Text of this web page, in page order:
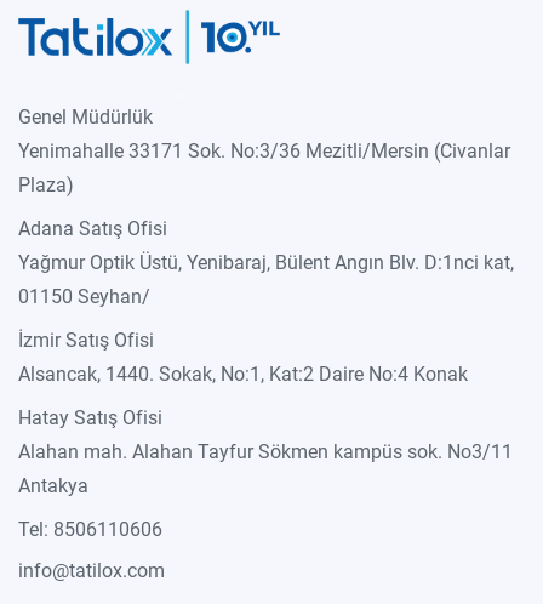
Genel Müdürlük
Yenimahalle 33171 Sok. No:3/36 Mezitli/Mersin (Civanlar
Plaza)
Adana Satış Ofisi
Yağmur Optik Üstü, Yenibaraj, Bülent Angın Blv. D:1nci kat,
01150 Seyhan/
İzmir Satış Ofisi
Alsancak, 1440. Sokak, No:1, Kat:2 Daire No:4 Konak
Hatay Satış Ofisi
Alahan mah. Alahan Tayfur Sökmen kampüs sok. No3/11
Antakya
Tel: 8506110606
info@tatilox.com